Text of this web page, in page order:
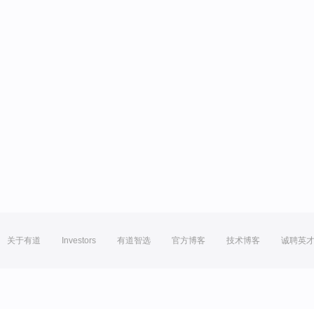
关于有道 Investors 有道智选 官方博客 技术博客 诚聘英才